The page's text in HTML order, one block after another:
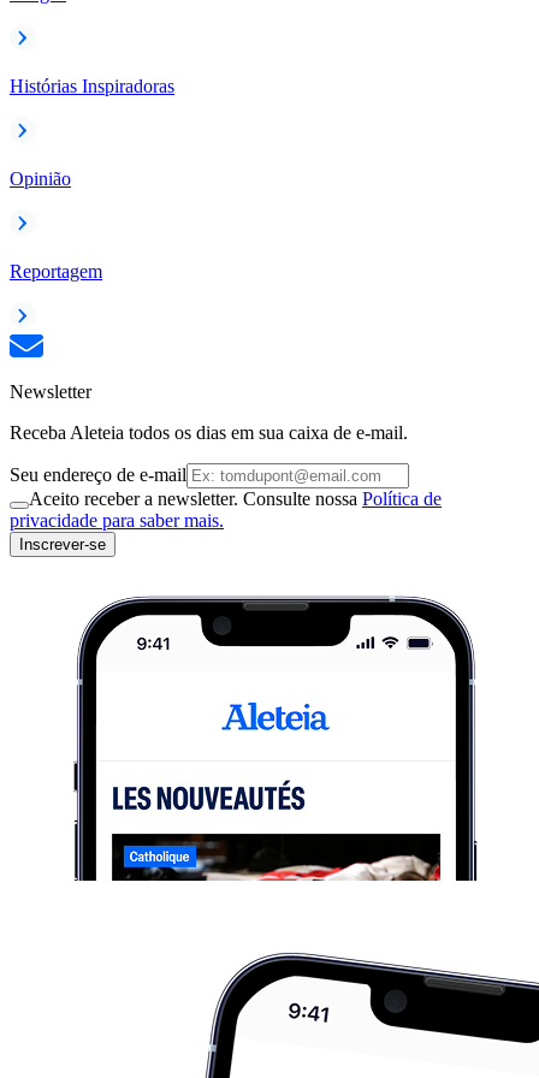
Histórias Inspiradoras
Opinião
Reportagem
Newsletter
Receba Aleteia todos os dias em sua caixa de e-mail.
Seu endereço de e-mail
Aceito receber a newsletter. Consulte nossa Política de
privacidade para saber mais.
Inscrever-se